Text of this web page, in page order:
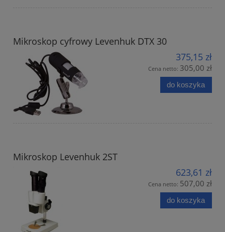
Mikroskop cyfrowy Levenhuk DTX 30
375,15 zł
Cena netto: 305,00 zł
do koszyka
Mikroskop Levenhuk 2ST
623,61 zł
Cena netto: 507,00 zł
do koszyka